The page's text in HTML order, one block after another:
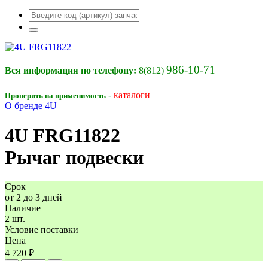
Вся информация по телефону: 8(812) 986-10-71
Проверить на применимость - каталоги
О бренде 4U
4U FRG11822
Рычаг подвески
Срок
от 2 до 3 дней
Наличие
2 шт.
Условие поставки
Цена
4 720 ₽